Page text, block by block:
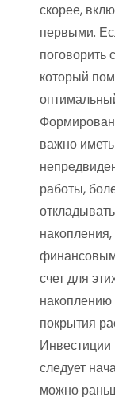
скорее,
первыми.
поговорить
который
важно
работы,
счет для
накоплению
покрытия
следует
можно